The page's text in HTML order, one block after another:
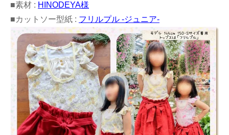
■素材 : HINODEYA様
■カットソー型紙 : フリルプル -ジュニア-